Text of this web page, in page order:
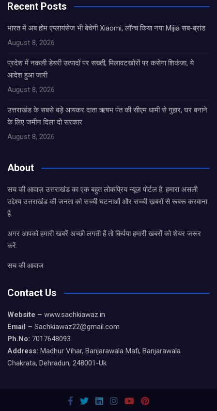
Recent Posts
भारत में अब होम एप्लायंसेज भी बेचेगी Xiaomi, लॉन्च किया नया Mijia सब-ब्रांड
August 8, 2026
प्रदेश में नकली डेयरी उत्पादों पर सख्ती, मिलावटखोरों पर कसेगा शिकंजा, ये
आदेश हुआ जारी
August 8, 2026
उत्तराखंड के सबसे बड़े आयकर दाता ऋषभ पंत की सीएम धामी से गुहार, घर बनाने
के लिए जमीन दिला दो सरकार
August 8, 2026
About
सच की आवाज़ उत्तराखंड का एक बहुत लोकप्रिय न्यूज़ पोर्टल है. हमारा असली
उद्देश्य उत्तराखंड की जनता को सच्ची घटनाओं और सच्ची ख़बरों से रूबरू करवाना
है.
अगर आपको हमारी खबरें अच्छी लगती हैं तो किर्पया हमारी खबरों को शेयर जरूर
करें.
सच की आवाज
Contact Us
Website – www.sachkiawaz.in
Email – Sachkiawaz22@gmail.com
Ph.No: 7017648093
Address: Madhur Vihar, Banjarawala Mafi, Banjarawala
Chakrata, Dehradun, 248001-Uk